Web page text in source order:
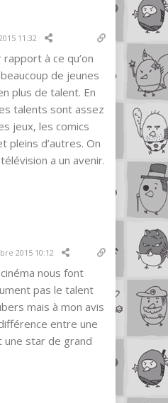
11:32
à ce qu’on
de jeunes
plus de talent. En
talents sont assez
jeux, les comics
pleins d’autres. On
a un avenir.
2015 10:12
nous font
pas le talent
mais à mon avis
entre une
star de grand